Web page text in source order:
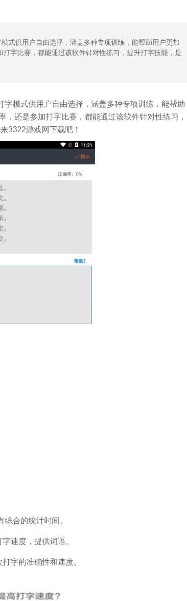
式供用户自由选择，涵盖多种专项训练，能帮助用户更加
字比赛，都能通过该软件针对性练习，提升打字技能，是
模式供用户自由选择，涵盖多种专项训练，能帮助
还是参加打字比赛，都能通过该软件针对性练习，
3322游戏网下载吧！
合的统计时间。
速度，提供词语。
字的准确性和速度。